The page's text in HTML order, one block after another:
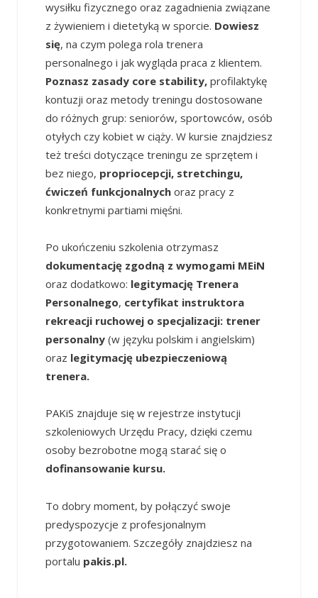
wysiłku fizycznego oraz zagadnienia związane
z żywieniem i dietetyką w sporcie. Dowiesz
się, na czym polega rola trenera
personalnego i jak wygląda praca z klientem.
Poznasz zasady core stability,profilaktykę
kontuzji oraz metody treningu dostosowane
do różnych grup: seniorów, sportowców, osób
otyłych czy kobiet w ciąży. W kursie znajdziesz
też treści dotyczące treningu ze sprzętem i
bez niego, propriocepcji, stretchingu,
ćwiczeń funkcjonalnychoraz pracy z
konkretnymi partiami mięśni.
Po ukończeniu szkolenia otrzymasz
dokumentację zgodną z wymogami MEiN
oraz dodatkowo: legitymację Trenera
Personalnego, certyfikat instruktora
rekreacji ruchowej o specjalizacji: trener
personalny(w języku polskim i angielskim)
oraz legitymację ubezpieczeniową
trenera.
PAKiS znajduje się w rejestrze instytucji
szkoleniowych Urzędu Pracy, dzięki czemu
osoby bezrobotne mogą starać się o
dofinansowanie kursu.
To dobry moment, by połączyć swoje
predyspozycje z profesjonalnym
przygotowaniem. Szczegóły znajdziesz na
portalu pakis.pl.